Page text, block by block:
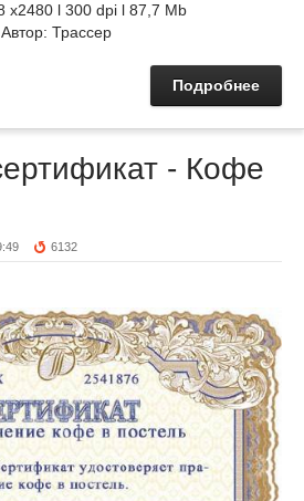
x2480 l 300 dpi l 87,7 Mb
Автор: Трассер
Подробнее
- Кофе
6132